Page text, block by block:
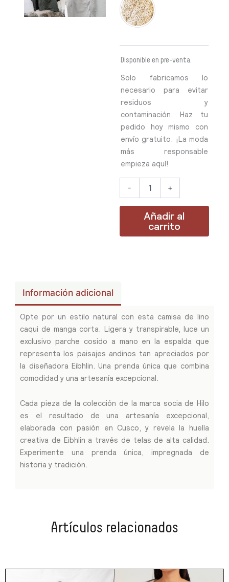
Disponible en pre-venta.
Solo fabricamos lo
necesario para evitar
residuos y
contaminación. Haz tu
pedido hoy mismo con
envío gratuito. ¡La moda
más responsable
empieza aquí!
-
Sleeve
Shirt
cantidad
+
Añadir al
carrito
Información adicional
Opte por un estilo natural con esta camisa de lino
caqui de manga corta. Ligera y transpirable, luce un
exclusivo parche cosido a mano en la espalda que
representa los paisajes andinos tan apreciados por
la diseñadora Eibhlin. Una prenda única que combina
comodidad y una artesanía excepcional.
Cada pieza de la colección de la marca socia de Hilo
es el resultado de una artesanía excepcional,
elaborada con pasión en Cusco, y revela la huella
creativa de Eibhlin a través de telas de alta calidad.
Experimente una prenda única, impregnada de
historia y tradición.
Artículos relacionados